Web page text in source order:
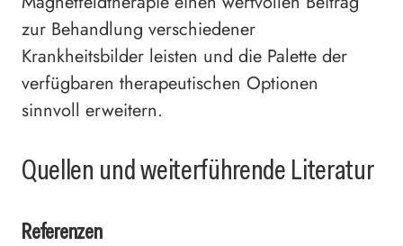
zur Behandlung verschiedener
Krankheitsbilder leisten und die Palette der
verfügbaren therapeutischen Optionen
sinnvoll erweitern.
Quellen und weiterführende Literatur
Referenzen